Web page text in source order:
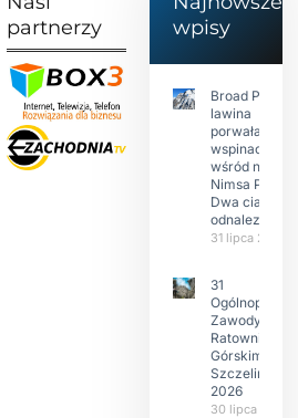
partnerzy
wpisy
Broad Peak:
lawina
porwała 10
wspinaczy,
wśród nich
Nimsa Purję.
Dwa ciała
odnalezione.
31 lipca 2026
31
Ogólnopolskie
Zawody w
Ratownictwie
Górskim –
Szczeliniec
2026
30 lipca 2026